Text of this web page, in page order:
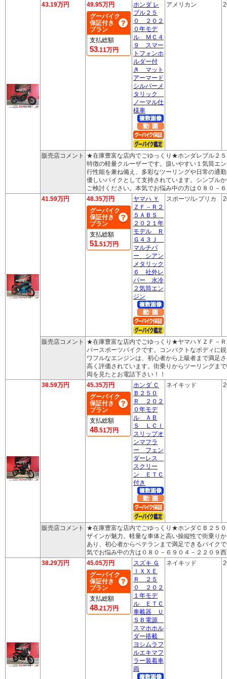
43.19万円
49.95万円
グーバイク
保証付き
プラン
支払総額
53.11万円
ホンダ レ
ブル２５
０ ２０２
０年モデ
ル ＭＣ４
９ スマー
トフォンホ
ルダー付
き マット
アーマード
シルバーメ
タリック
ノーマル仕
様車
アメリカン
販売店コメント
★在庫豊富な店内でごゆっくり★ホンダレブル２
特徴の軽量クルーザーです。扱いやすい１気筒エ
行性能を兼ね備え、多彩なツーリングや日常の通
優しいバイクとして支持されています。シンプル
ご検討ください。本気でお悩み中の方は０８０－
41.59万円
48.35万円
グーバイク
保証付き
プラン
支払総額
51.51万円
ヤマハ Ｙ
ＺＦ－Ｒ２
５ＡＢＳ
２０２１年
モデル Ｒ
Ｇ４３Ｊ
マルチバ
ー シアン
メタリック
６ 社外レ
バー 水冷
２気筒エン
ジン
スポーツ/レプリカ
販売店コメント
★在庫豊富な店内でごゆっくり★ヤマハＹＺＦ－
パースポーツバイクです。コンパクトなボディに
ワフルなエンジンは、初心者から上級者まで満足
高く評価されています。街乗りからツーリングま
両を見たとお電話下さい！！
38.59万円
45.35万円
グーバイク
保証付き
プラン
支払総額
48.51万円
ホンダ Ｃ
Ｂ２５０
Ｒ ２０２
０年モデ
ル ＡＢ
Ｓ ＬＣＩ
スリップオ
ンマフラ
ー フェン
ダーレス
スクリー
ン ＥＴＣ
付き
ネイキッド
販売店コメント
★在庫豊富な店内でごゆっくり★ホンダＣＢ２５
ザインが魅力。軽量な車体と高い操縦性で街乗り
あり、初心者からベテランまで満足できるバイク
気でお悩み中の方は０８０－６９０４－２２０９
38.29万円
45.05万円
グーバイク
保証付き
プラン
支払総額
48.21万円
スズキ Ｇ
ＩＸＸＥ
Ｒ ２５
０ ２０２
１年モデ
ル ＥＴＣ
車載器 Ｕ
ＳＢ電源
スマホホル
ダー搭載
ヨシムラフ
ルエキマフ
ラー装着車
両
ネイキッド